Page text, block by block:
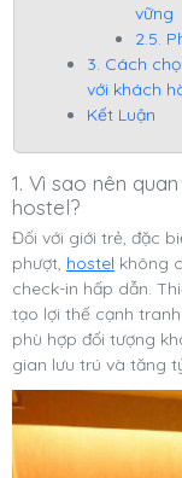
vững
2.5.
3. Cách
với khách
Kết Luận
1. Vì sao nên
hostel?
Đối với giới trẻ, đặc
phượt, hostel không
check-in hấp dẫn.
tạo lợi thế cạnh
phù hợp đối tượng
gian lưu trú và tăng